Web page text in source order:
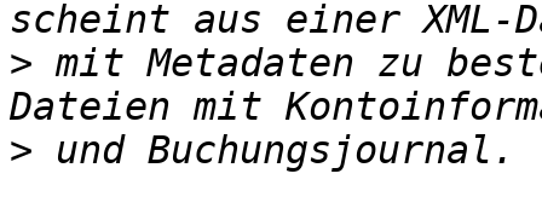
> mit Metadaten zu
>